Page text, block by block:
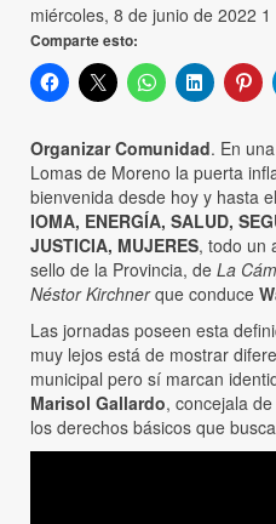
miércoles, 8 de junio de 2022
Comparte esto:
Organizar Comunidad. En
Lomas de Moreno la puerta
bienvenida desde hoy y hasta
IOMA, ENERGÍA, SALUD,
JUSTICIA, MUJERES, todo un
sello de la Provincia, de La
Néstor Kirchnerque conduce
Las jornadas poseen esta
muy lejos está de mostrar
municipal pero sí marcan
Marisol Gallardo, concejala
los derechos básicos que